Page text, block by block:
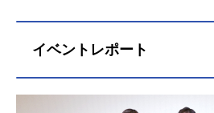
イベントレポート